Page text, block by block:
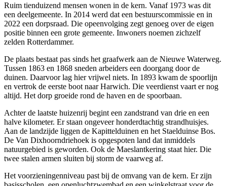
Ruim tienduizend mensen wonen in de kern. Vanaf 1973 was dit
een deelgemeente. In 2014 werd dat een bestuurscommissie en in
2022 een dorpsraad. Die opeenvolging zegt genoeg over de eigen
positie binnen een grote gemeente. Inwoners noemen zichzelf
zelden Rotterdammer.
De plaats bestaat pas sinds het graafwerk aan de Nieuwe Waterweg.
Tussen 1863 en 1868 sneden arbeiders een doorgang door de
duinen. Daarvoor lag hier vrijwel niets. In 1893 kwam de spoorlijn
en vertrok de eerste boot naar Harwich. Die veerdienst vaart er nog
altijd. Het dorp groeide rond de haven en de spoorbaan.
Achter de laatste huizenrij begint een zandstrand van drie en een
halve kilometer. Er staan ongeveer honderdtachtig strandhuisjes.
Aan de landzijde liggen de Kapittelduinen en het Staelduinse Bos.
De Van Dixhoorndriehoek is opgespoten land dat inmiddels
natuurgebied is geworden. Ook de Maeslantkering staat hier. Die
twee stalen armen sluiten bij storm de vaarweg af.
Het voorzieningenniveau past bij de omvang van de kern. Er zijn